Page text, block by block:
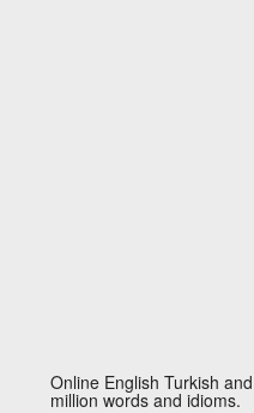
Online English Turkish
million words and idioms.